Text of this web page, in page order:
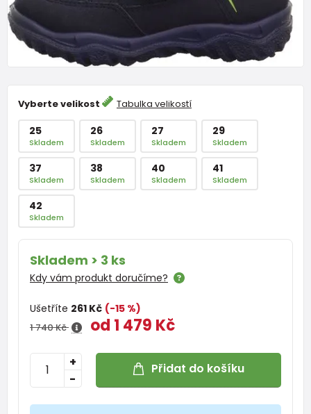
Vyberte velikost Tabulka velikostí
25
Skladem
26
Skladem
27
Skladem
29
Skladem
37
Skladem
38
Skladem
40
Skladem
41
Skladem
42
Skladem
Skladem > 3 ks
Kdy vám produkt doručíme?
Ušetříte 261 Kč (-15 %)
1 740 Kč od 1 479 Kč
-
+ Přidat do košíku